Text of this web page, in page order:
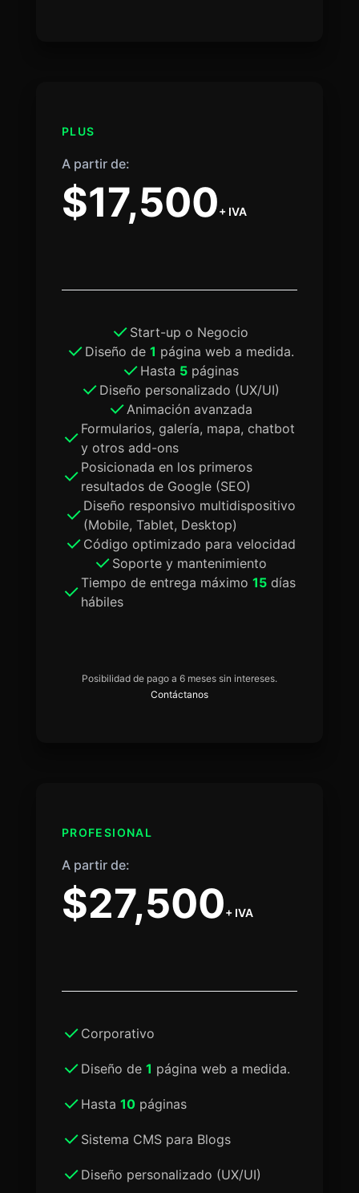
PLUS
A partir de:
$17,500+ IVA
Start-up o Negocio
Diseño de 1 página web a medida.
Hasta 5páginas
Diseño personalizado (UX/UI)
Animación avanzada
Formularios, galería, mapa, chatbot
y otros add-ons
Posicionada en los primeros
resultados de Google (SEO)
Diseño responsivo multidispositivo
(Mobile, Tablet, Desktop)
Código optimizado para velocidad
Soporte y mantenimiento
Tiempo de entrega máximo 15días
hábiles
Posibilidad de pago a 6 meses sin intereses.
Contáctanos
PROFESIONAL
A partir de:
$27,500+ IVA
Corporativo
Diseño de 1 página web a medida.
Hasta 10páginas
Sistema CMS para Blogs
Diseño personalizado (UX/UI)